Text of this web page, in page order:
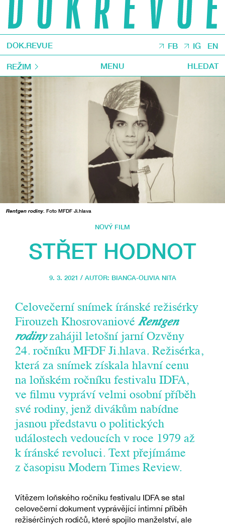
DOK.REVUE FB IG EN
REŽIM MENU HLEDAT
Rentgen rodiny. Foto MFDF Ji.hlava
NOVÝ FILM
STŘET HODNOT
9. 3. 2021 / AUTOR: BIANCA-OLIVIA NITA
Celovečerní snímek íránské režisérky
Firouzeh KhosrovaniovéRentgen
rodinyzahájil letošní jarní Ozvěny
24. ročníku MFDF Ji.hlava. Režisérka,
která za snímek získala hlavní cenu
na loňském ročníku festivalu IDFA,
ve filmu vypráví velmi osobní příběh
své rodiny, jenž divákům nabídne
jasnou představu o politických
událostech vedoucích v roce 1979 až
k íránské revoluci. Text přejímáme
z časopisu Modern Times Review.
Vítězem loňského ročníku festivalu IDFA se stal
celovečerní dokument vyprávějící intimní příběh
režisérčiných rodičů, které spojilo manželství, ale